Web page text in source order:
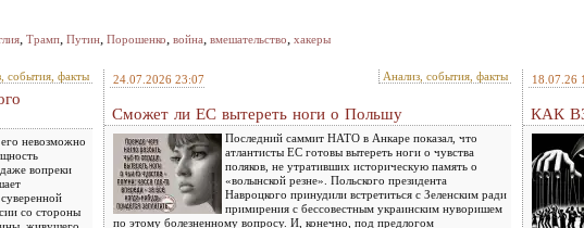
, Трамп, Путин, Порошенко, война, вмешательство, хакеры
события, факты
невозможно
вопреки
со стороны
24.07.2026 23:07 Анализ, события, факты
Сможет ли ЕС вытереть ноги о Польшу
Последний саммит НАТО в Анкаре показал, что
атлантисты ЕС готовы вытереть ноги о чувства
поляков, не утративших историческую память о
«волынской резне». Польского президента
Навроцкого принудили встретиться с Зеленским ради
примирения с бессовестным украинским нуворишем
по этому болезненному вопросу. И, конечно, под предлогом
18.07.26
КАК